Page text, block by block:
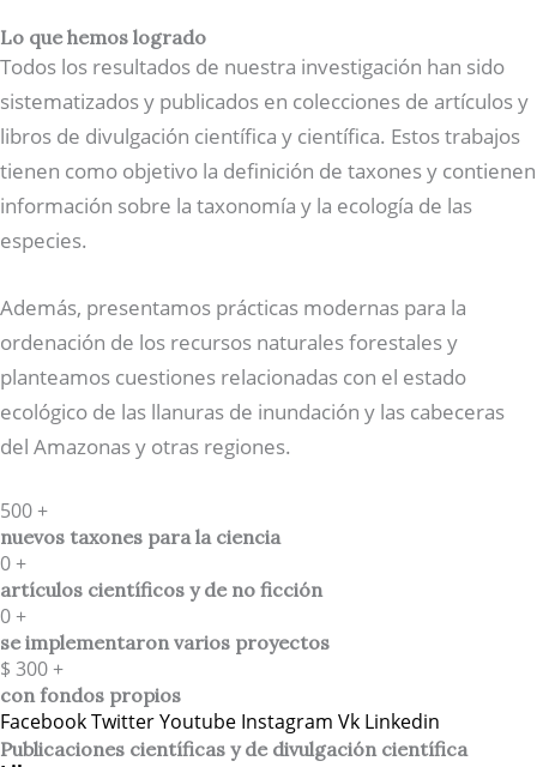
Lo que hemos logrado
Todos los resultados de nuestra investigación han sido
sistematizados y publicados en colecciones de artículos y
libros de divulgación científica y científica. Estos trabajos
tienen como objetivo la definición de taxones y contienen
información sobre la taxonomía y la ecología de las
especies.
Además, presentamos prácticas modernas para la
ordenación de los recursos naturales forestales y
planteamos cuestiones relacionadas con el estado
ecológico de las llanuras de inundación y las cabeceras
del Amazonas y otras regiones.
500+
nuevos taxones para la ciencia
0+
artículos científicos y de no ficción
0+
se implementaron varios proyectos
$ 300+
con fondos propios
FacebookTwitterYoutube Instagram Vk Linkedin
Publicaciones científicas y de divulgación científica​